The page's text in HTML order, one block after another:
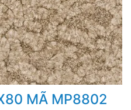
MÃ MP8802